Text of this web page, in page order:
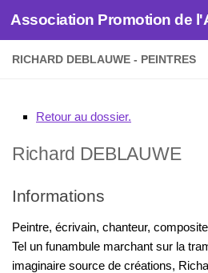
Skip to content
RICHARD DEBLAUWE - PEINTRES
Retour au dossier.
Richard DEBLAUWE
Informations
Peintre, écrivain, chanteur,
Tel un funambule marchant sur la
imaginaire source de créations,